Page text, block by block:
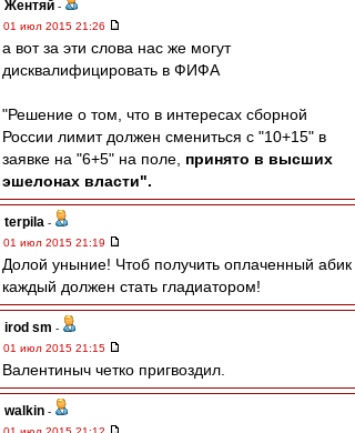
Жентяй -
01 июл 2015 21:26
а вот за эти слова нас же могут
дисквалифицировать в ФИФА
"Решение о том, что в интересах сборной
России лимит должен смениться с "10+15" в
заявке на "6+5" на поле, принято в высших
эшелонах власти".
terpila -
01 июл 2015 21:19
Долой уныние! Чтоб получить оплаченный абик
каждый должен стать гладиатором!
irod sm -
01 июл 2015 21:15
Валентиныч четко пригвоздил.
walkin -